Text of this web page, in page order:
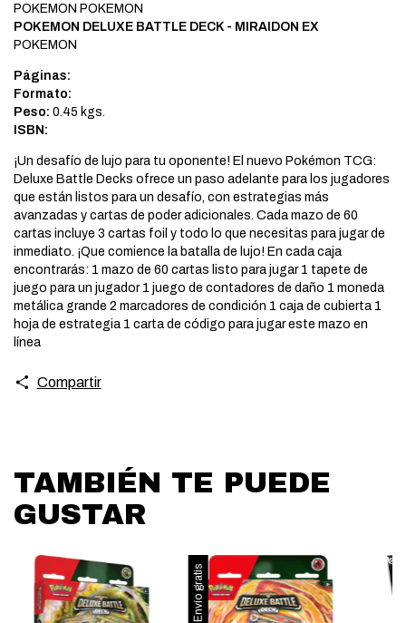
POKEMON POKEMON
POKEMON DELUXE BATTLE DECK - MIRAIDON EX
POKEMON
Páginas:
Formato:
Peso: 0.45 kgs.
ISBN:
¡Un desafío de lujo para tu oponente! El nuevo Pokémon TCG:
Deluxe Battle Decks ofrece un paso adelante para los jugadores
que están listos para un desafío, con estrategias más
avanzadas y cartas de poder adicionales. Cada mazo de 60
cartas incluye 3 cartas foil y todo lo que necesitas para jugar de
inmediato. ¡Que comience la batalla de lujo! En cada caja
encontrarás: 1 mazo de 60 cartas listo para jugar 1 tapete de
juego para un jugador 1 juego de contadores de daño 1 moneda
metálica grande 2 marcadores de condición 1 caja de cubierta 1
hoja de estrategia 1 carta de código para jugar este mazo en
línea
Compartir
TAMBIÉN TE PUEDE
GUSTAR
Envío gratis